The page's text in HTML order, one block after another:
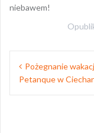
niebawem!
Nawigacja
wpisu
Pożegnanie
Petanque w